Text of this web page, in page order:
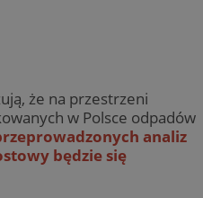
że na przestrzeni
w Polsce odpadów
analiz
będzie się